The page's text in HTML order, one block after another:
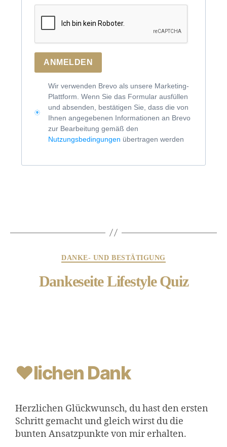
ANMELDEN
Wir verwenden Brevo als unsere Marketing-
Plattform. Wenn Sie das Formular ausfüllen
und absenden, bestätigen Sie, dass die von
Ihnen angegebenen Informationen an Brevo
zur Bearbeitung gemäß den
Nutzungsbedingungen übertragen werden
DANKE- UND BESTÄTIGUNG
Dankeseite Lifestyle Quiz
♥lichen Dank
Herzlichen Glückwunsch, du hast den ersten
Schritt gemacht und gleich wirst du die
bunten Ansatzpunkte von mir erhalten.